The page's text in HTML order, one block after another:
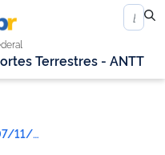
Terrestres - ANTT
SESSÃO DE DISTRIBUIÇÃO - 07/11/2023